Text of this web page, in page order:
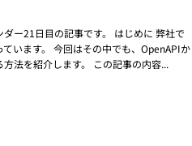
ー21日目の記事です。 はじめに 弊社で
います。 今回はその中でも、OpenAPIか
法を紹介します。 この記事の内容...